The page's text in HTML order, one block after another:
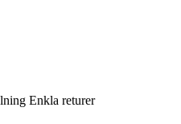
Enkla returer